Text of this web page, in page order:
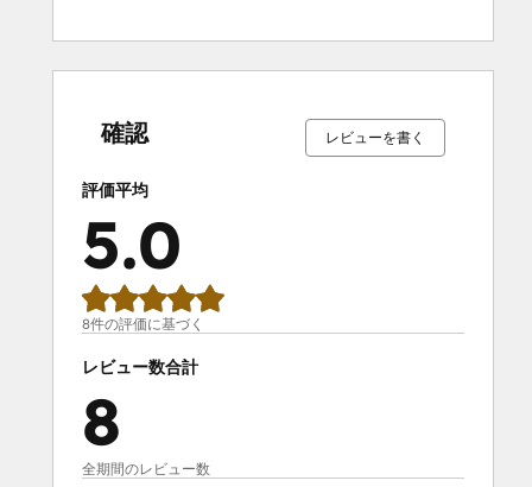
確認 レビューを書く
評価平均
5.0
8件の評価に基づく
レビュー数合計
8
全期間のレビュー数
了
了了了
了